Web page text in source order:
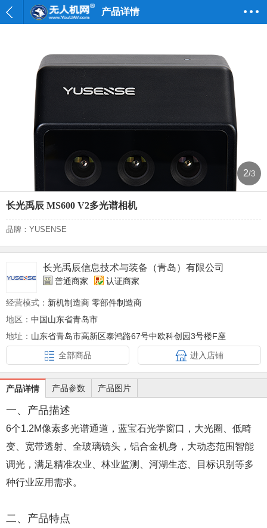
产品详情
2/3
长光禹辰 MS600 V2多光谱相机
品牌：YUSENSE
长光禹辰信息技术与装备（青岛）有限公司
普通商家 认证商家
经营模式： 新机制造商 零部件制造商
地区： 中国山东省青岛市
地址： 山东省青岛市高新区泰鸿路67号中欧科创园3号楼F座
全部商品
进入店铺
产品详情 产品参数 产品图片
一、产品描述
6个1.2M像素多光谱通道，蓝宝石光学窗口，大光圈、低畸
变、宽带透射、全玻璃镜头，铝合金机身，大动态范围智能
调光，满足精准农业、林业监测、河湖生态、目标识别等多
种行业应用需求。
二、产品特点